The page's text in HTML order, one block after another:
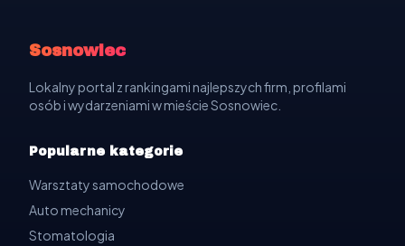
Sosnowiec
Lokalny portal z rankingami najlepszych firm, profilami
osób i wydarzeniami w mieście Sosnowiec.
Popularne kategorie
Warsztaty samochodowe
Auto mechanicy
Stomatologia